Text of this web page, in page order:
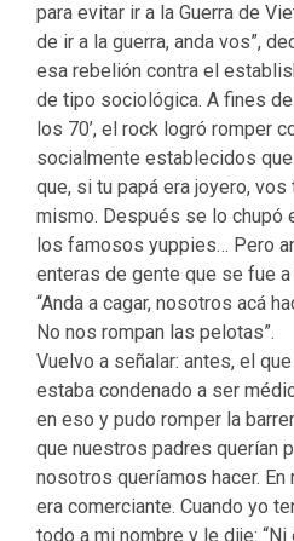
para evitar ir a la Guerra de
de ir a la guerra, anda vos”,
esa rebelión contra el
de tipo sociológica. A fines
los 70’, el rock logró romper
socialmente establecidos
que, si tu papá era joyero,
mismo. Después se lo chupó
los famosos yuppies… Pero
enteras de gente que se fue
“Anda a cagar, nosotros acá
No nos rompan las pelotas”.
Vuelvo a señalar: antes, el
estaba condenado a ser
en eso y pudo romper la
que nuestros padres querían
nosotros queríamos hacer.
era comerciante. Cuando yo
todo a mi nombre y le dije: